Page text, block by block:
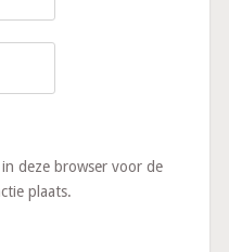
deze browser voor de
plaats.